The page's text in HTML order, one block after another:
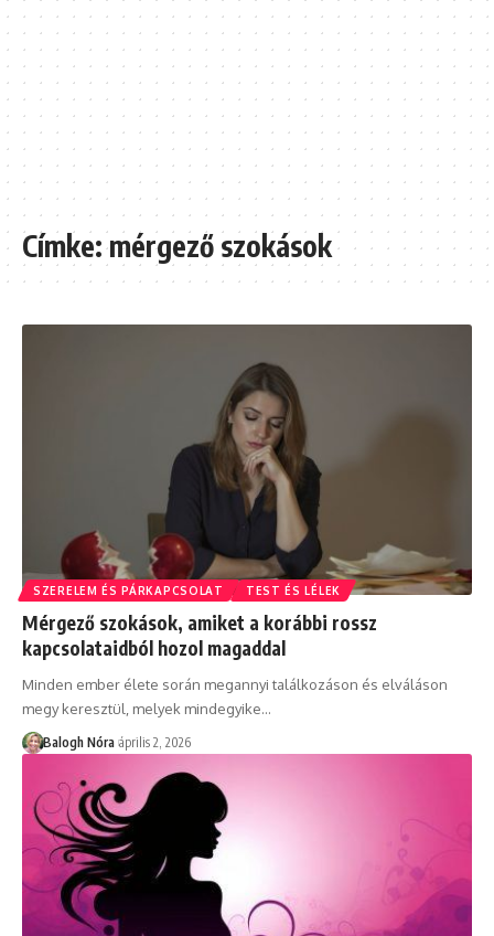
Címke:mérgező szokások
SZERELEM ÉS PÁRKAPCSOLAT TEST ÉS LÉLEK
Mérgező szokások, amiket a korábbi rossz
kapcsolataidból hozol magaddal
Minden ember élete során megannyi találkozáson és elváláson
megy keresztül, melyek mindegyike…
Balogh Nóra április 2, 2026